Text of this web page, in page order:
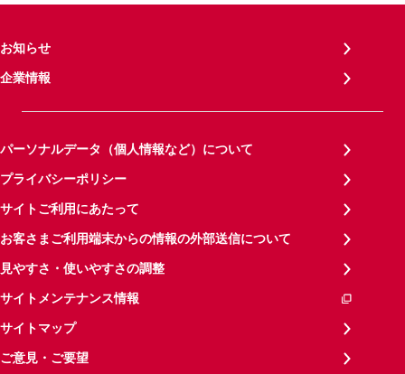
お知らせ
企業情報
パーソナルデータ（個人情報など）について
プライバシーポリシー
サイトご利用にあたって
お客さまご利用端末からの情報の外部送信について
見やすさ・使いやすさの調整
サイトメンテナンス情報
サイトマップ
ご意見・ご要望